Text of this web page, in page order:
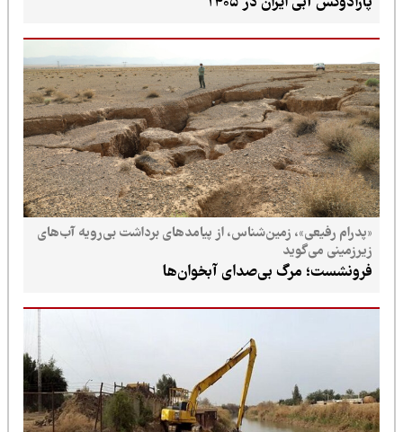
«پدرام رفیعی»، زمین‌شناس، از پیامدهای برداشت بی‌رویه آب‌های
زیرزمینی می‌گوید
فرونشست؛ مرگ بی‌صدای آبخوان‌ها